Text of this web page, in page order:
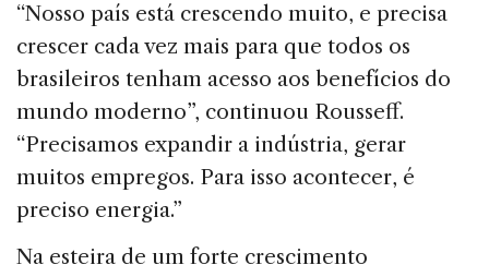
“Nosso país está crescendo muito, e precisa
crescer cada vez mais para que todos os
brasileiros tenham acesso aos benefícios do
mundo moderno”, continuou Rousseff.
“Precisamos expandir a indústria, gerar
muitos empregos. Para isso acontecer, é
preciso energia.”
Na esteira de um forte crescimento